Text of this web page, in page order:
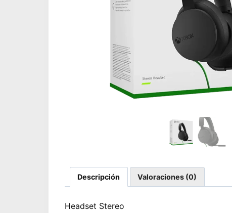
Descripción Valoraciones (0)
Headset Stereo